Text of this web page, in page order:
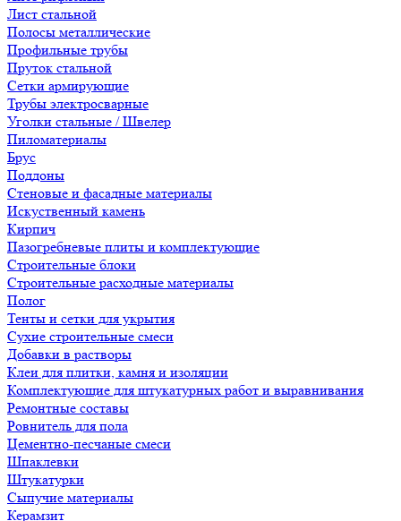
Лист стальной
Полосы металлические
Профильные трубы
Пруток стальной
Сетки армирующие
Трубы электросварные
Уголки стальные / Швелер
Пиломатериалы
Брус
Поддоны
Стеновые и фасадные материалы
Искуственный камень
Кирпич
Пазогребневые плиты и комплектующие
Строительные блоки
Строительные расходные материалы
Полог
Тенты и сетки для укрытия
Сухие строительные смеси
Добавки в растворы
Клеи для плитки, камня и изоляции
Комплектующие для штукатурных работ и выравнивания
Ремонтные составы
Ровнитель для пола
Цементно-песчаные смеси
Шпаклевки
Штукатурки
Сыпучие материалы
Керамзит